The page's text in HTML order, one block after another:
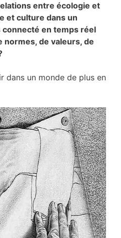
entre écologie et
et culture dans un
connecté en temps réel
normes, de valeurs, de
dans un monde de plus en